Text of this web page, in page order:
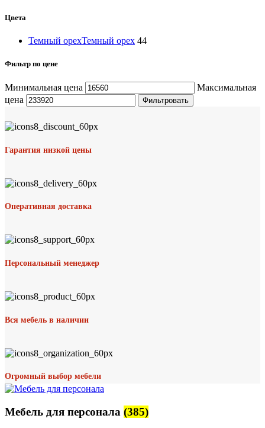
Цвета
Темный орехТемный орех 44
Фильтр по цене
Минимальная цена
Максимальная
цена
Фильтровать
Гарантия низкой цены
Оперативная доставка
Персональный менеджер
Вся мебель в наличии
Огромный выбор мебели
Мебель для персонала (385)